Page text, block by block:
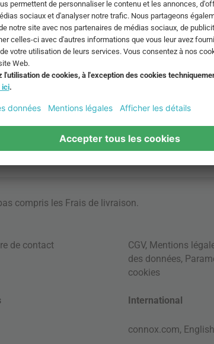
compris les Frais de livraison.
de contact CGV, Mentions
des données,
cookies
International
connox.com, English